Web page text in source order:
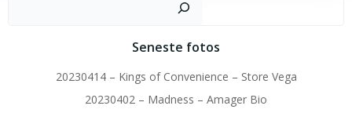
Seneste fotos
20230414 – Kings of Convenience – Store Vega
20230402 – Madness – Amager Bio